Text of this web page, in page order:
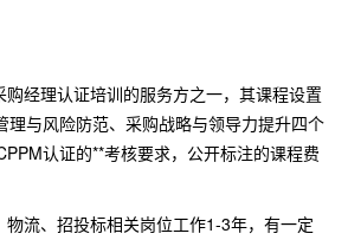
经理认证培训的服务方之一，其课程设置
与风险防范、采购战略与领导力提升四个
认证的**考核要求，公开标注的课程费
流、招投标相关岗位工作1-3年，有一定